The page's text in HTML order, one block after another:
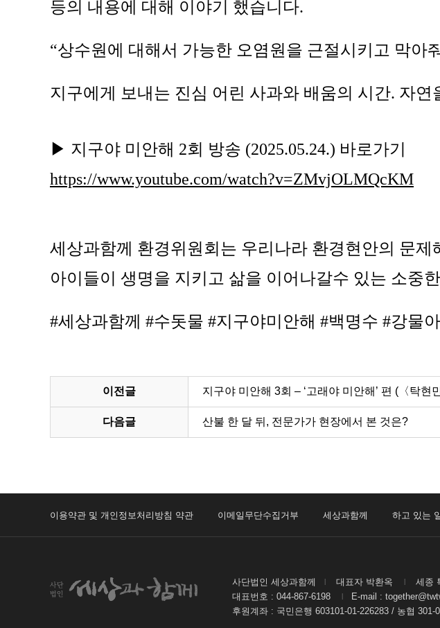
등의 내용에 대해 이야기 했습니다.
“상수원에 대해서 가능한 오염원을 근절시키고 막아
지구에게 보내는 진심 어린 사과와 배움의 시간. 자
▶ 지구야 미안해 2회 방송 (2025.05.24.) 바로가기
https://www.youtube.com/watch?v=ZMvjOLMQcKM
세상과함께 환경위원회는 우리나라 환경현안의 문
아이들이 생명을 지키고 삶을 이어나갈수 있는 소중
#세상과함께 #수돗물 #지구야미안해 #백명수 #강물
이전글 지구야 미안해 3회 – ‘고래야 미안해’ 편 (〈탁
다음글 산불 한 달 뒤, 전문가가 현장에서 본 것은?
이용약관 및 개인정보처리방침 약관 이메일무단수집거부 세상과함께 하고 있는
사단법인 세상과함께 대표자 박환옥
세종
대표번호 : 044-867-6198
E-mail :
후원계좌 : 국민은행 603101-01-226283 / 농협